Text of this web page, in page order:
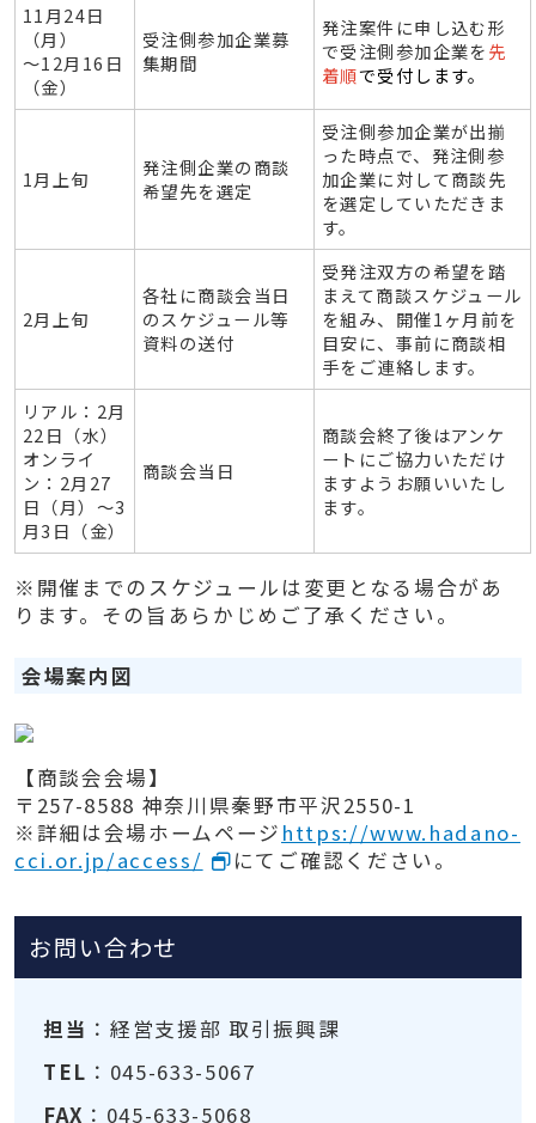
11月24日
（月）
～12月16日
（金）
受注側参加企業募
集期間
発注案件に申し込む形
で受注側参加企業を先
着順で受付します。
1月上旬
発注側企業の商談
希望先を選定
受注側参加企業が出揃
った時点で、発注側参
加企業に対して商談先
を選定していただきま
す。
2月上旬
各社に商談会当日
のスケジュール等
資料の送付
受発注双方の希望を踏
まえて商談スケジュール
を組み、開催1ヶ月前を
目安に、事前に商談相
手をご連絡します。
リアル：2月
22日（水）
オンライ
ン：2月27
日（月）～3
月3日（金）
商談会当日
商談会終了後はアンケ
ートにご協力いただけ
ますようお願いいたし
ます。
※開催までのスケジュールは変更となる場合があ
ります。その旨あらかじめご了承ください。
会場案内図
【商談会会場】
〒257-8588 神奈川県秦野市平沢2550-1
※詳細は会場ホームページ https://www.hadano-
cci.or.jp/access/
にてご確認ください。
お問い合わせ
担当 ：経営支援部 取引振興課
TEL ：045-633-5067
FAX ：045-633-5068